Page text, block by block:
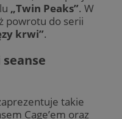
„Twin Peaks”. W
powrotu do serii
krwi”.
takie
Cage’em oraz